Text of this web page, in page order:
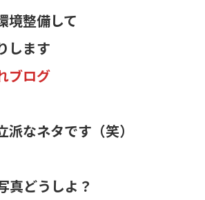
境整備して
します
ブログ
なネタです（笑）
真どうしよ？